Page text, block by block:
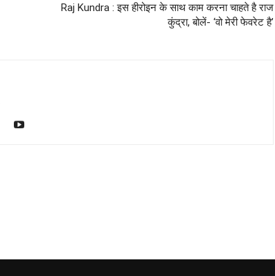
Raj Kundra : इस हीरोइन के साथ काम करना चाहते है राज
कुंद्रा, बोलें- ‘वो मेरी फेवरेट है’